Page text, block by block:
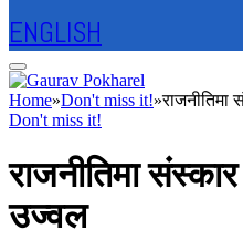
ENGLISH
Home»Don't miss it!»राजनीतिमा
Don't miss it!
राजनीतिमा
उज्वल